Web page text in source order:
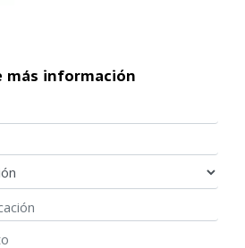
más información